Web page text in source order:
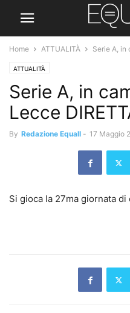
Home ATTUALITÀ Serie A, in
ATTUALITÀ
Serie A, in
Lecce
By Redazione Equall - 17 Maggio
Si gioca la 27ma giornata di